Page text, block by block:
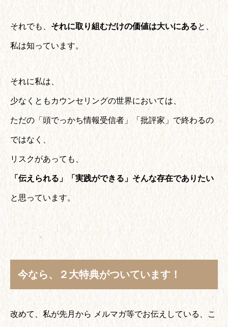
それでも、それに取り組むだけの価値は大いにあると、
私は知っています。
それに私は、
少なくともカウンセリングの世界においては、
ただの「頭でっかち情報受信者」「批評家」で終わるの
ではなく、
リスクがあっても、
「伝えられる」「実践ができる」そんな存在でありたい
と思っています。
今なら、２大特典がついています！
改めて、私が先月から メルマガ等でお伝えしている、こ